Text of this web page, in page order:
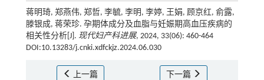
蒋明琦, 郑燕伟, 郑哲, 李毓, 李明, 李婷, 王娟, 顾京红, 俞露,
滕银成, 蒋荣珍. 孕期体成分及血脂与妊娠期高血压疾病的
相关性分析[J]. 现代妇产科进展, 2024, 33(06): 460-464
DOI:10.13283/j.cnki.xdfckjz.2024.06.030
上一篇 下一篇